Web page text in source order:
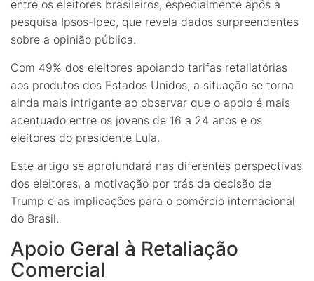
entre os eleitores brasileiros, especialmente após a
pesquisa Ipsos-Ipec, que revela dados surpreendentes
sobre a opinião pública.
Com 49% dos eleitores apoiando tarifas retaliatórias
aos produtos dos Estados Unidos, a situação se torna
ainda mais intrigante ao observar que o apoio é mais
acentuado entre os jovens de 16 a 24 anos e os
eleitores do presidente Lula.
Este artigo se aprofundará nas diferentes perspectivas
dos eleitores, a motivação por trás da decisão de
Trump e as implicações para o comércio internacional
do Brasil.
Apoio Geral à Retaliação
Comercial